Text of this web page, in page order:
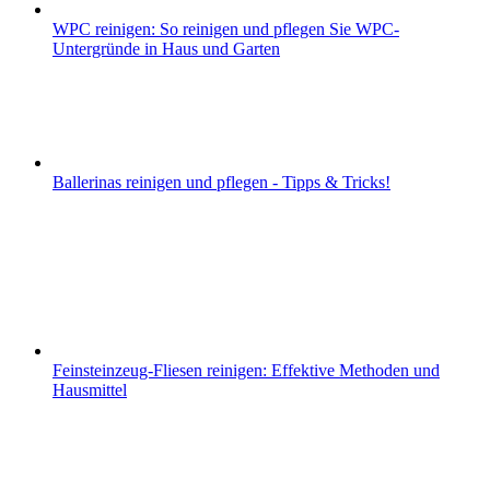
WPC reinigen: So reinigen und pflegen Sie WPC-
Untergründe in Haus und Garten
Ballerinas reinigen und pflegen - Tipps & Tricks!
Feinsteinzeug-Fliesen reinigen: Effektive Methoden und
Hausmittel